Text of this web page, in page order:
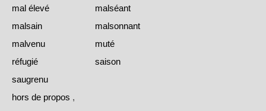
mal élevé
malséant
malsain
malsonnant
malvenu
muté
réfugié
saison
saugrenu
hors de propos ,